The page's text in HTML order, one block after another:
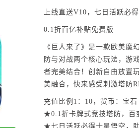
上线直送V10，七日活跃必
0.1折百亿补贴免费版
《巨人来了》是一款欧美魔
防与对战两个核心玩法，游
者完美结合！创新自由放置
美融合，快来感受刺激塔防
充值比例1：10，货币：宝石
★0.1折卡牌式竞技塔防，百
★七日活跃必得十星悟空，